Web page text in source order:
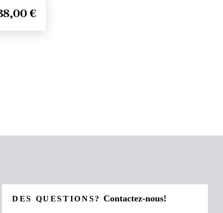
€
DES QUESTIONS?Contactez-nous!